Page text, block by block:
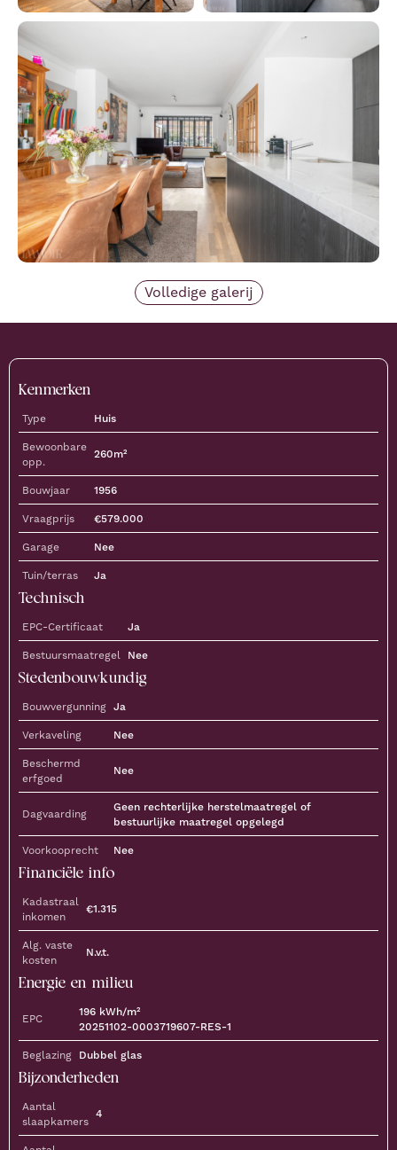
Volledige galerij
Kenmerken
Type Huis
Bewoonbare
opp.
260m²
Bouwjaar 1956
Vraagprijs €579.000
Garage Nee
Tuin/terras Ja
Technisch
EPC-Certificaat Ja
Bestuursmaatregel Nee
Stedenbouwkundig
Bouwvergunning Ja
Verkaveling Nee
Beschermd
erfgoed
Nee
Dagvaarding
Geen rechterlijke herstelmaatregel of
bestuurlijke maatregel opgelegd
Voorkooprecht Nee
Financiële info
Kadastraal
inkomen
€1.315
Alg. vaste
kosten
N.v.t.
Energie en milieu
EPC 196 kWh/m²
20251102-0003719607-RES-1
Beglazing Dubbel glas
Bijzonderheden
Aantal
slaapkamers
4